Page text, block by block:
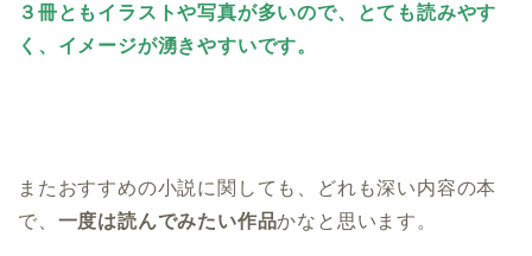
３冊ともイラストや写真が多いので、とても読みやす
く、イメージが湧きやすいです。
またおすすめの小説に関しても、どれも深い内容の本
で、 一度は読んでみたい作品かなと思います。